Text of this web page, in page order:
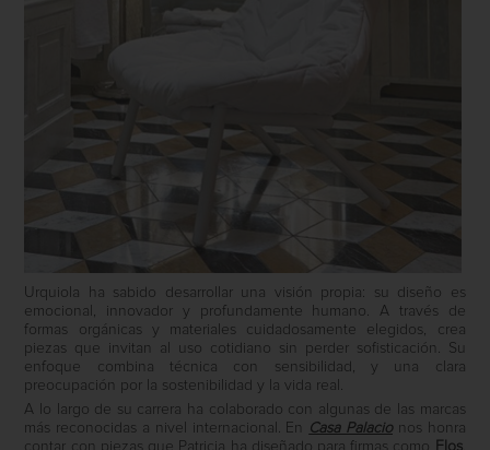
Urquiola ha sabido desarrollar una visión propia: su diseño es
emocional, innovador y profundamente humano. A través de
formas orgánicas y materiales cuidadosamente elegidos, crea
piezas que invitan al uso cotidiano sin perder sofisticación. Su
enfoque combina técnica con sensibilidad, y una clara
preocupación por la sostenibilidad y la vida real.
A lo largo de su carrera ha colaborado con algunas de las marcas
más reconocidas a nivel internacional. En
Casa Palacionos honra